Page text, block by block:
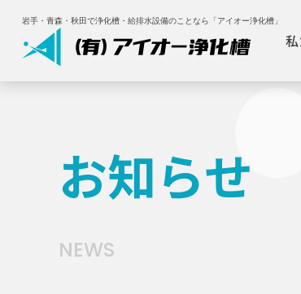
岩手・青森・秋田で浄化槽・給排水設備のことなら「アイオー浄化槽」
お知らせ
NEWS